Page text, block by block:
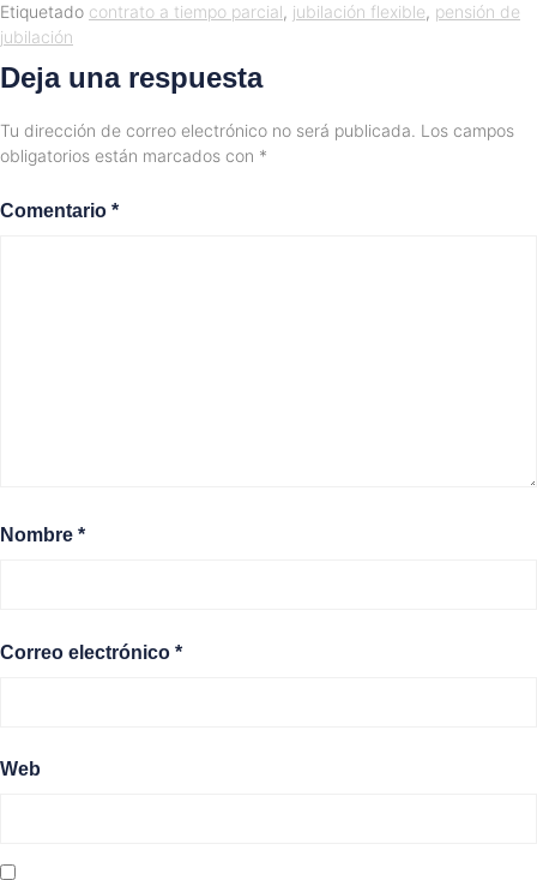
Etiquetado contrato a tiempo parcial, jubilación flexible, pensión de
jubilación
Deja una respuesta
Tu dirección de correo electrónico no será publicada. Los campos
obligatorios están marcados con *
Comentario *
Nombre *
Correo electrónico *
Web